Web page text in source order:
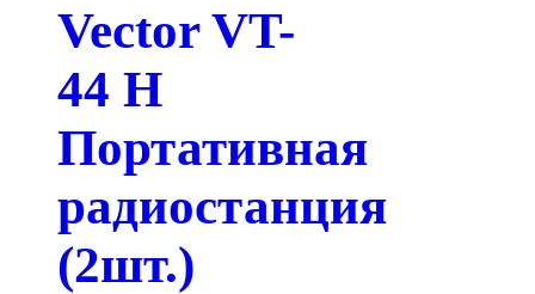
Vector VT-
44 H
Портативная
радиостанция
(2шт.)